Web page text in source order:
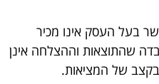
בעל העסק אינו מכיר
שהתוצאות וההצלחה אינן
של המציאות.